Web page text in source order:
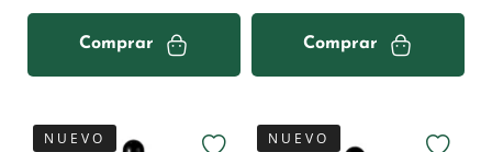
Comprar Comprar
NUEVO NUEVO